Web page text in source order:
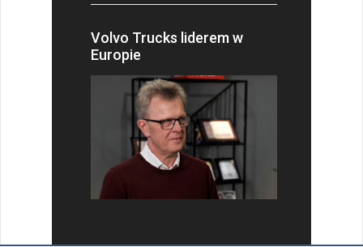
Volvo Trucks liderem w
Europie